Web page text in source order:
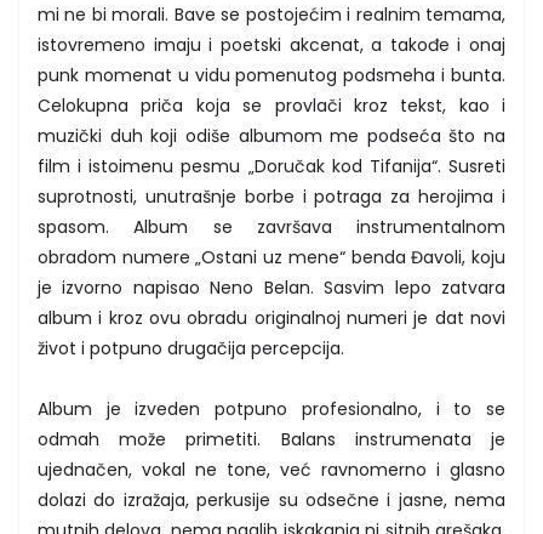
mi ne bi morali. Bave se postojećim i realnim temama,
istovremeno imaju i poetski akcenat, a takođe i onaj
punk momenat u vidu pomenutog podsmeha i bunta.
Celokupna priča koja se provlači kroz tekst, kao i
muzički duh koji odiše albumom me podseća što na
film i istoimenu pesmu „Doručak kod Tifanija“. Susreti
suprotnosti, unutrašnje borbe i potraga za herojima i
spasom. Album se završava instrumentalnom
obradom numere „Ostani uz mene“ benda Đavoli, koju
je izvorno napisao Neno Belan. Sasvim lepo zatvara
album i kroz ovu obradu originalnoj numeri je dat novi
život i potpuno drugačija percepcija.
Album je izveden potpuno profesionalno, i to se
odmah može primetiti. Balans instrumenata je
ujednačen, vokal ne tone, već ravnomerno i glasno
dolazi do izražaja, perkusije su odsečne i jasne, nema